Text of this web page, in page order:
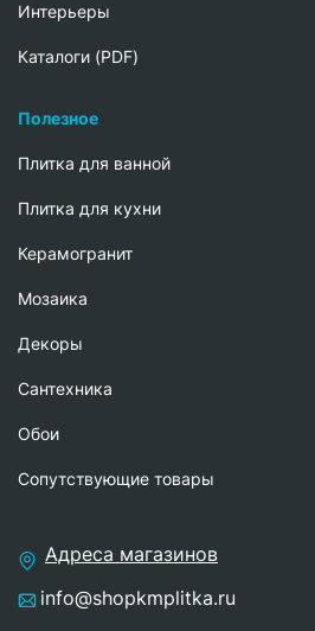
Интерьеры
Каталоги (PDF)
Полезное
Плитка для ванной
Плитка для кухни
Керамогранит
Мозаика
Декоры
Сантехника
Обои
Сопутствующие товары
Адреса магазинов
info@shopkmplitka.ru